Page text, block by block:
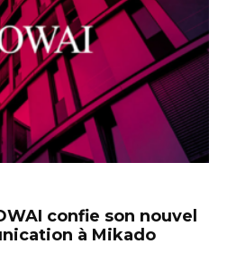
confie son nouvel
à Mikado